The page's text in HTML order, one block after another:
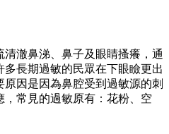
澈鼻涕、鼻子及眼睛搔癢，通
長期過敏的民眾在下眼瞼更出
原因是因為鼻腔受到過敏源的刺
常見的過敏原有：花粉、空